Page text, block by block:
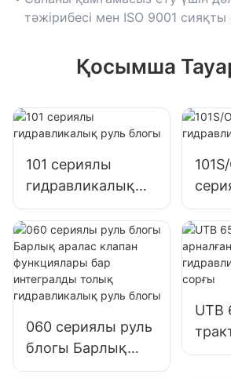
тәжірибесі мен ISO 9001
Қосымша
101 сериялы
гидравликалық
руль блогы
060 сериялы руль
блогы Барлық
аралас клапан
UTB